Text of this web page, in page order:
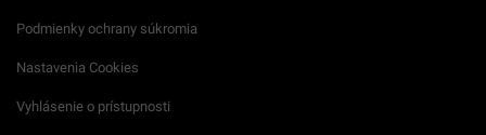
Podmienky ochrany súkromia
Nastavenia Cookies
Vyhlásenie o prístupnosti